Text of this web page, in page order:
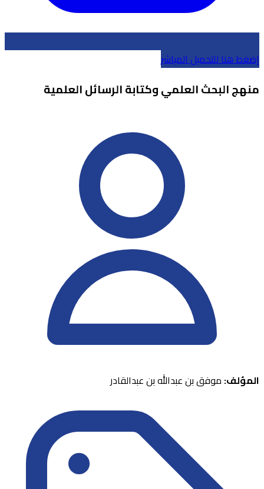
إضغط هنا للتحميل المباشر
منهج البحث العلمي وكتابة الرسائل العلمية
المؤلف: موفق بن عبدالله بن عبدالقادر